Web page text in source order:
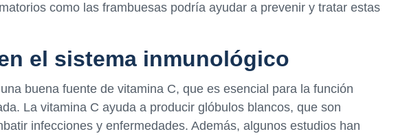
como las frambuesas podría ayudar a prevenir y tratar estas
el sistema inmunológico
buena fuente de vitamina C, que es esencial para la función
La vitamina C ayuda a producir glóbulos blancos, que son
infecciones y enfermedades. Además, algunos estudios han